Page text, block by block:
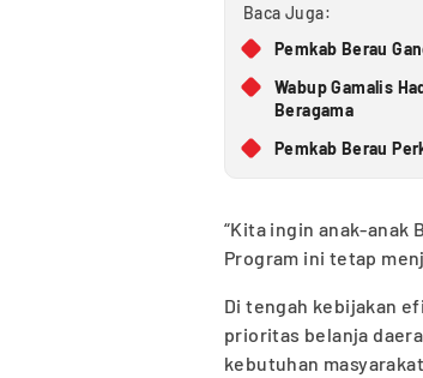
Baca Juga:
Pemkab Berau
Wabup Gamalis
Beragama
Pemkab Berau
“Kita ingin anak-anak
Program ini tetap
Di tengah kebijakan
prioritas belanja
kebutuhan